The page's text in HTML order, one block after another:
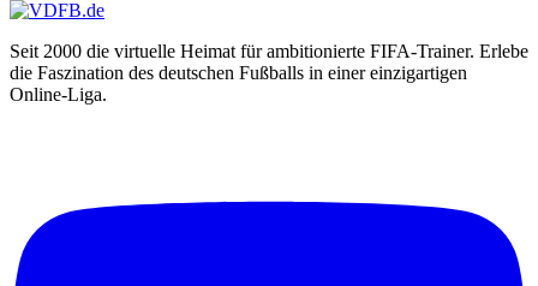
Seit 2000 die virtuelle Heimat für ambitionierte FIFA-Trainer. Erlebe
die Faszination des deutschen Fußballs in einer einzigartigen
Online-Liga.